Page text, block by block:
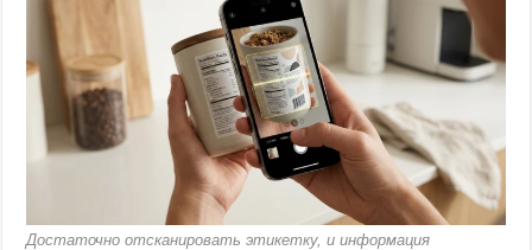
Достаточно отсканировать этикетку, и информация